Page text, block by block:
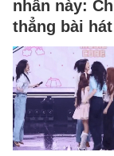
nhân này:
thẳng bài